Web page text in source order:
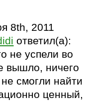
8th, 2011
ответил(а):
не успели во
вышло, ничего
смогли найти
ценный,